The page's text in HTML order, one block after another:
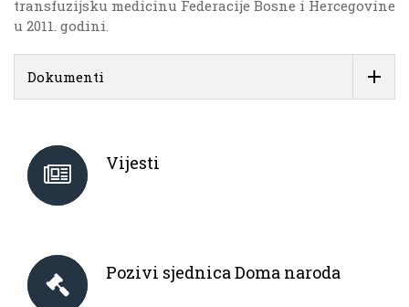
transfuzijsku medicinu Federacije Bosne i Hercegovine
u 2011. godini.
Dokumenti
Vijesti
Pozivi sjednica Doma naroda